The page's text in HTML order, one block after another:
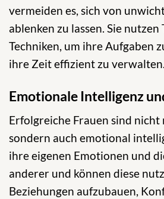
vermeiden es, sich von
ablenken zu lassen. Sie nutzen
Techniken, um ihre Aufgaben
ihre Zeit effizient zu verwalten.
Emotionale Intelligenz
Erfolgreiche Frauen sind
sondern auch emotional
ihre eigenen Emotionen und
anderer und können diese
Beziehungen aufzubauen,